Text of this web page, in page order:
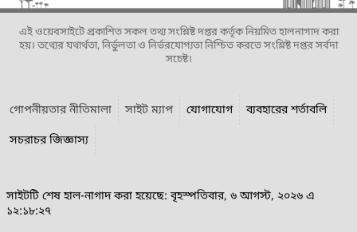
এই ওয়েবসাইটে প্রকাশিত সকল তথ্য সংশ্লিষ্ট দপ্তর কর্তৃক নিয়মিত হালনাগাদ করা
হয়। তথ্যের যথার্থতা, নির্ভুলতা ও নির্ভরযোগ্যতা নিশ্চিত করতে সংশ্লিষ্ট দপ্তর সর্বদা
সচেষ্ট।
গোপনীয়তার নীতিমালা সাইট ম্যাপ যোগাযোগ
ব্যবহারের শর্তাবলি
সচরাচর জিজ্ঞাস্য
সাইটটি শেষ হাল-নাগাদ করা হয়েছে: বৃহস্পতিবার, ৬ আগস্ট, ২০২৬ এ
১২:১৮:২৭